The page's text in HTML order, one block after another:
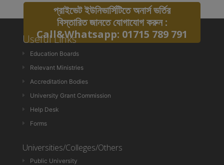
প্রাইভেট ইউনিভার্সিটিতে অনার্স ভর্তির
বিস্তারিত জানতে যোগাযোগ করুন :
Call&Whatsapp: 01715 789 791
Useful Links
Education Boards
Relevant Ministries
Accreditation Bodies
University Grant Commission
Help Desk
Forms
Universities/Colleges/Others
Public University